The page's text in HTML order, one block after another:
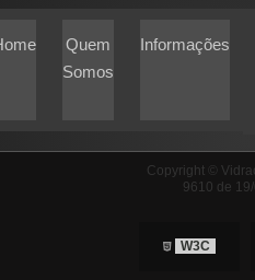
Quem
Somos
Informações
Copyright ©
9610 de
W3C